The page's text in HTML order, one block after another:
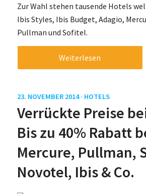
Zur Wahl stehen tausende Hotels
Ibis Styles, Ibis Budget, Adagio,
Pullman und Sofitel.
Weiterlesen
23. NOVEMBER 2014 · HOTELS
Verrückte Preise
Bis zu 40% Rabatt
Mercure, Pullman,
Novotel, Ibis & Co.